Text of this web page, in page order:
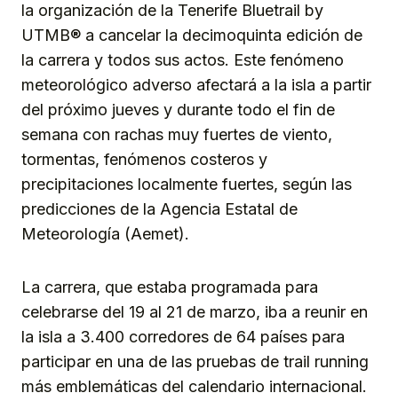
la organización de la Tenerife Bluetrail by
UTMB® a cancelar la decimoquinta edición de
la carrera y todos sus actos. Este fenómeno
meteorológico adverso afectará a la isla a partir
del próximo jueves y durante todo el fin de
semana con rachas muy fuertes de viento,
tormentas, fenómenos costeros y
precipitaciones localmente fuertes, según las
predicciones de la Agencia Estatal de
Meteorología (Aemet).
La carrera, que estaba programada para
celebrarse del 19 al 21 de marzo, iba a reunir en
la isla a 3.400 corredores de 64 países para
participar en una de las pruebas de trail running
más emblemáticas del calendario internacional.